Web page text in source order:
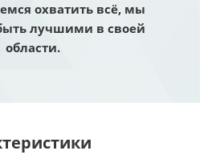
охватить всё, мы
лучшими в своей
области.